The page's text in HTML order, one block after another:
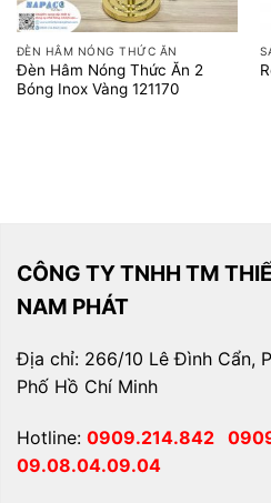
ĐÈN HÂM NÓNG THỨC ĂN
Đèn Hâm Nóng Thức Ăn 2
Bóng Inox Vàng 121170
CÔNG TY TNHH TM
NAM PHÁT
Địa chỉ: 266/10 Lê Đình Cẩn,
Phố Hồ Chí Minh
Hotline: 0909.214.842
09.08.04.09.04